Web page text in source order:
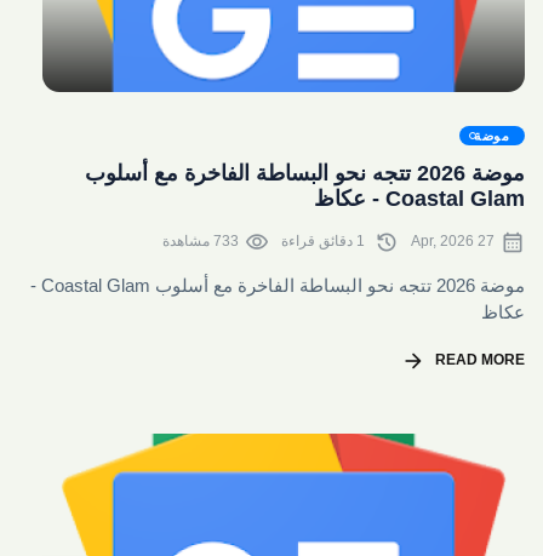
موضة
موضة 2026 تتجه نحو البساطة الفاخرة مع أسلوب
Coastal Glam - عكاظ
calendar_month
27 Apr, 2026
history
visibility 733 مشاهدة
موضة 2026 تتجه نحو البساطة الفاخرة مع أسلوب Coastal Glam -
عكاظ
READ MORE
arrow_forward